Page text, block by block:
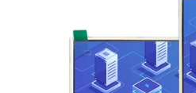
POLICY